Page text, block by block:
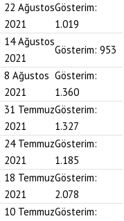
22 Ağustos
2021
Gösterim:
1.019
14 Ağustos
2021
Gösterim: 953
8 Ağustos
2021
Gösterim:
1.360
31 Temmuz
2021
Gösterim:
1.327
24 Temmuz
2021
Gösterim:
1.185
18 Temmuz
2021
Gösterim:
2.078
10 TemmuzGösterim: